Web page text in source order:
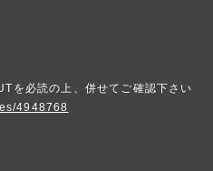
必読の上、併せてご確認下さい
4948768